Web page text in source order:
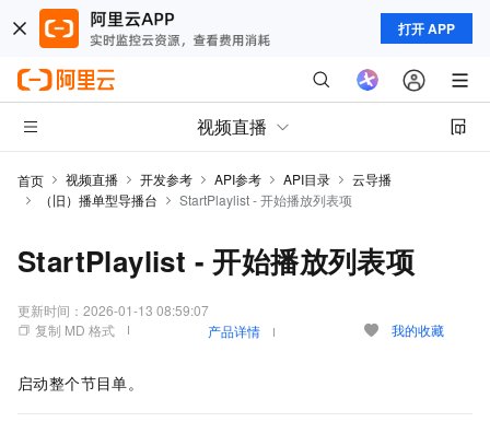
打开 APP
视频直播
首页 视频直播 开发参考 API参考 API目录
云导播
（旧）播单型导播台
StartPlaylist - 开始播放列表项
StartPlaylist - 开始播放列表项
更新时间： 2026-01-13 08:59:07
复制 MD 格式
产品详情 我的收藏
启动整个节目单。